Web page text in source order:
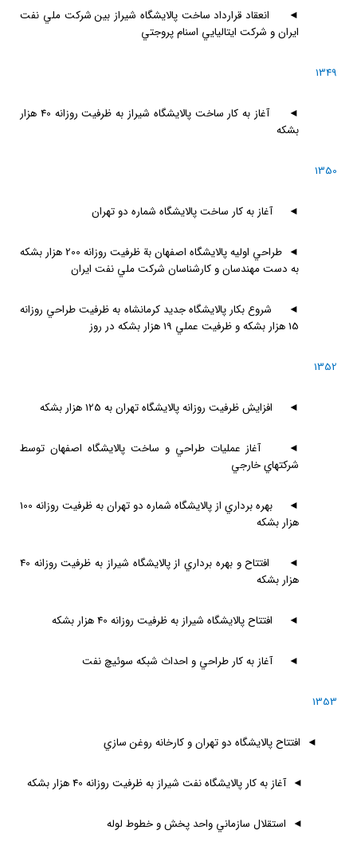
◄ انعقاد قرارداد ساخت پالايشگاه شيراز بين شركت ملي نفت
ايران و شركت ايتاليايي اسنام پروجتي
1349
◄
آغاز به كار ساخت پالايشگاه شيراز به ظرفيت روزانه 40 هزار
بشكه
1350
◄آغاز به كار ساخت پالايشگاه شماره دو تهران
◄
طراحي اوليه پالايشگاه اصفهان بة ظرفيت روزانه 200 هزار بشكه
به دست مهندسان و كارشناسان شركت ملي نفت ايران
◄ شروع بكار پالايشگاه جديد كرمانشاه به ظرفيت طراحي روزانه
15 هزار بشكه و ظرفيت عملي 19 هزار بشكه در روز
1352
◄ افزايش ظرفيت روزانه پالايشگاه تهران به 125 هزار بشكه
◄آغاز عمليات طراحي و ساخت پالايشگاه اصفهان توسط
شركتهاي خارجي
◄
بهره برداري از پالايشگاه شماره دو تهران به ظرفيت روزانه 100
هزار بشكه
◄
افتتاح و بهره برداري از پالايشگاه شيراز به ظرفيت روزانه 40
هزار بشكه
◄ افتتاح پالايشگاه شيراز به ظرفيت روزانه 40 هزار بشكه
◄آغاز به كار طراحي و احداث شبكه سوئيچ نفت
1353
◄ افتتاح پالايشگاه دو تهران و كارخانه روغن سازي
◄آغاز به كار پالايشگاه نفت شيراز به ظرفيت روزانه 40 هزار بشكه
◄ استقلال سازماني واحد پخش و خطوط لوله